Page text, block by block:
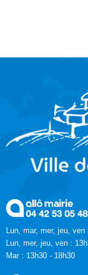
Lun, mar, mer, jeu,
Lun, mer, jeu, ven :
Mar : 13h30 - 18h30